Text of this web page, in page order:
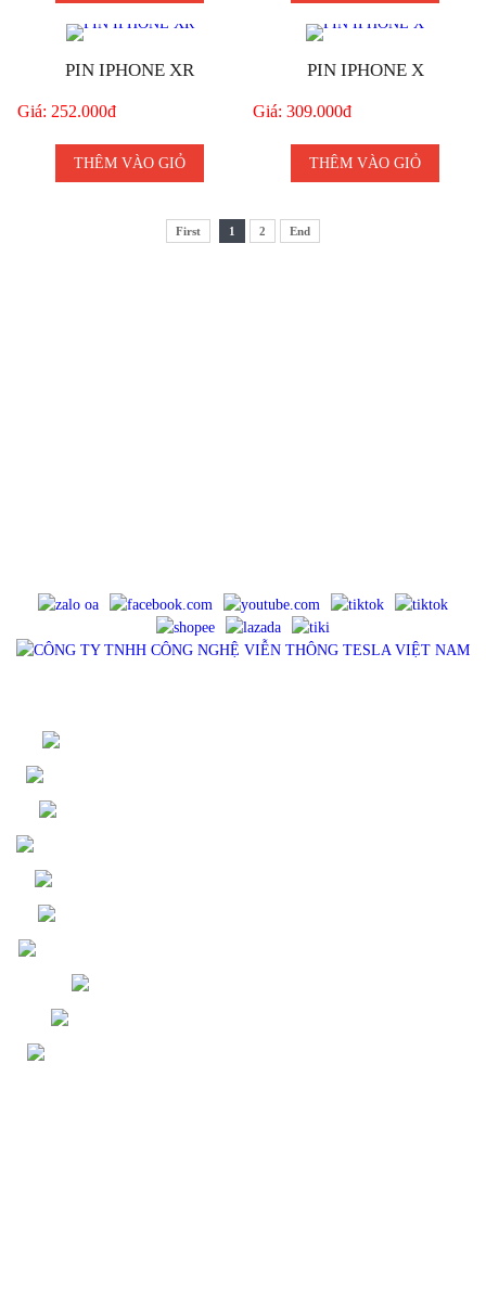
PIN IPHONE XR
Giá: 252.000đ
THÊM VÀO GIỎ
PIN IPHONE X
Giá: 309.000đ
THÊM VÀO GIỎ
First 1 2 End
QUẠT MINI - TESLA
DÂY CÁP SẠC TESLA
MÁY XÔNG TINH DẦU
PIN IPHONE